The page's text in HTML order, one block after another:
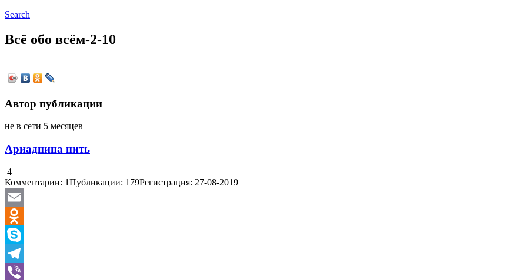
Search
Всё обо всём-2-10
Автор публикации
не в сети 5 месяцев
Ариаднина нить
4
Комментарии: 1Публикации: 179Регистрация: 27-08-2019
Email
Odnoklassniki
Skype
Telegram